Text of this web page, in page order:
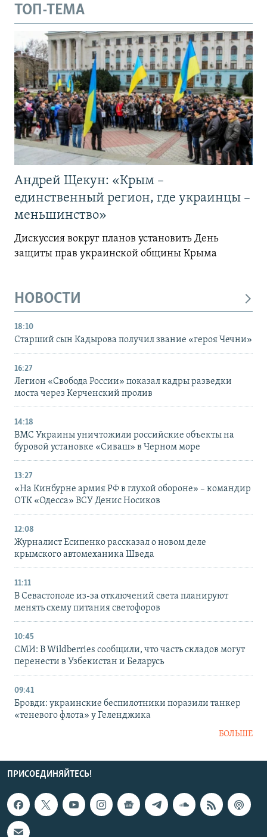
ТОП-ТЕМА
Андрей Щекун: «Крым –
единственный регион, где украинцы –
меньшинство»
Дискуссия вокруг планов установить День
защиты прав украинской общины Крыма
НОВОСТИ
18:10
Старший сын Кадырова получил звание «героя Чечни»
16:27
Легион «Свобода России» показал кадры разведки
моста через Керченский пролив
14:18
ВМС Украины уничтожили российские объекты на
буровой установке «Сиваш» в Черном море
13:27
«На Кинбурне армия РФ в глухой обороне» – командир
ОТК «Одесса» ВСУ Денис Носиков
12:08
Журналист Есипенко рассказал о новом деле
крымского автомеханика Шведа
11:11
В Севастополе из-за отключений света планируют
менять схему питания светофоров
10:45
СМИ: В Wildberries сообщили, что часть складов могут
перенести в Узбекистан и Беларусь
09:41
Бровди: украинские беспилотники поразили танкер
«теневого флота» у Геленджика
БОЛЬШЕ
ПРИСОЕДИНЯЙТЕСЬ!